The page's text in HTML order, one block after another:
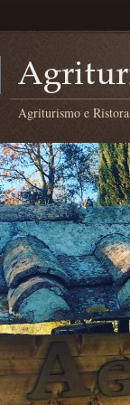
Agriturismo e